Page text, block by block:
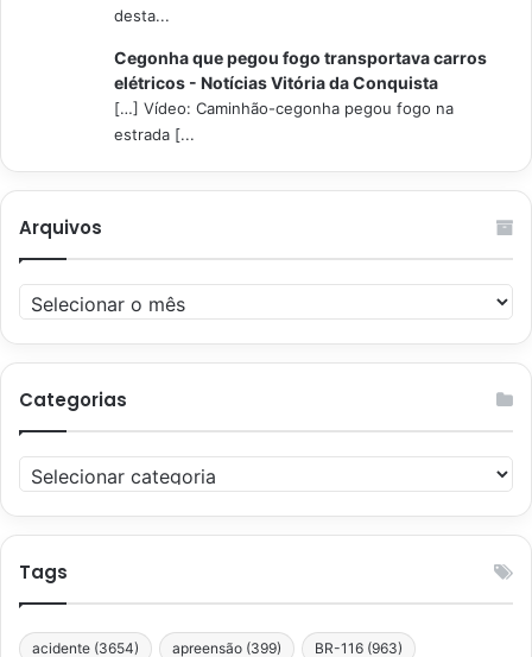
desta...
Cegonha que pegou fogo transportava carros
elétricos - Notícias Vitória da Conquista
[…] Vídeo: Caminhão-cegonha pegou fogo na
estrada [...
Arquivos
Arquivos
Categorias
Categorias
Tags
acidente (3654) apreensão (399) BR-116 (963)